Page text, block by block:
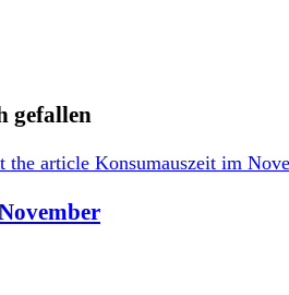
gefallen